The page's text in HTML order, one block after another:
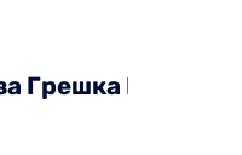
Грешка H00